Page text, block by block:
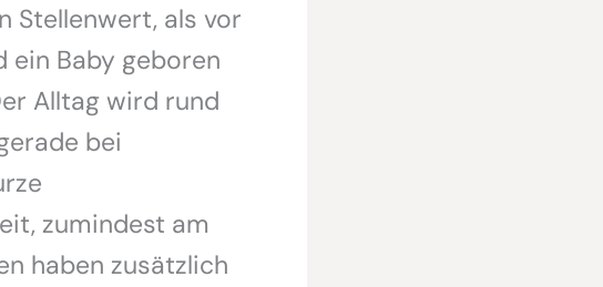
Stellenwert, als vor
ein Baby geboren
Alltag wird rund
bei
zumindest am
haben zusätzlich